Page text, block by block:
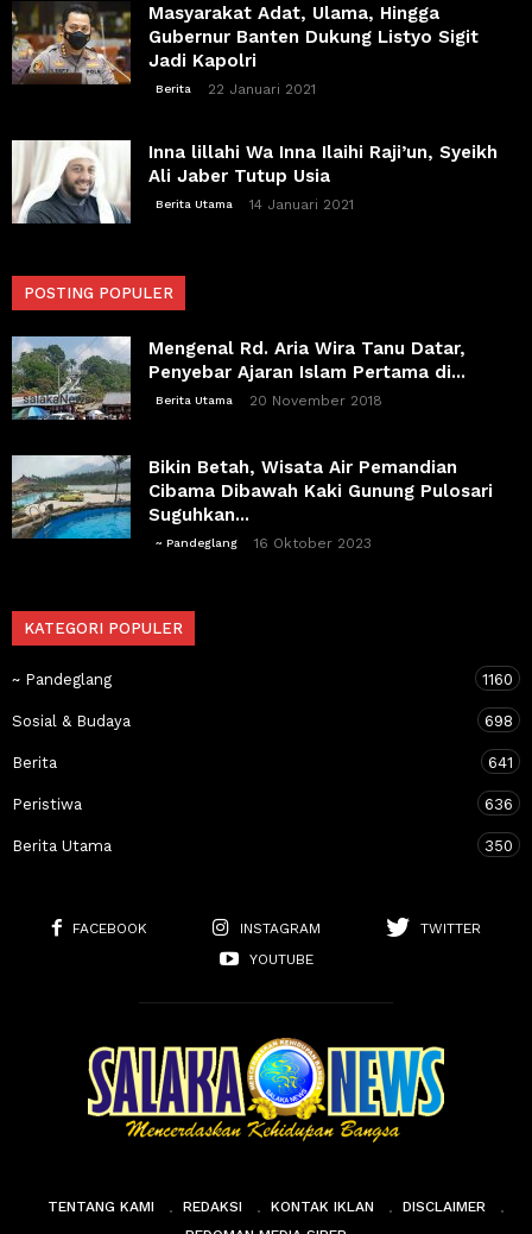
Masyarakat Adat, Ulama, Hingga
Gubernur Banten Dukung Listyo Sigit
Jadi Kapolri
Berita 22 Januari 2021
Inna lillahi Wa Inna Ilaihi Raji’un, Syeikh
Ali Jaber Tutup Usia
Berita Utama 14 Januari 2021
POSTING POPULER
Mengenal Rd. Aria Wira Tanu Datar,
Penyebar Ajaran Islam Pertama di...
Berita Utama 20 November 2018
Bikin Betah, Wisata Air Pemandian
Cibama Dibawah Kaki Gunung Pulosari
Suguhkan...
~ Pandeglang 16 Oktober 2023
KATEGORI POPULER
~ Pandeglang 1160
Sosial & Budaya 698
Berita 641
Peristiwa 636
Berita Utama 350
FACEBOOK INSTAGRAM
TWITTER
YOUTUBE
TENTANG KAMI REDAKSI KONTAK IKLAN
DISCLAIMER